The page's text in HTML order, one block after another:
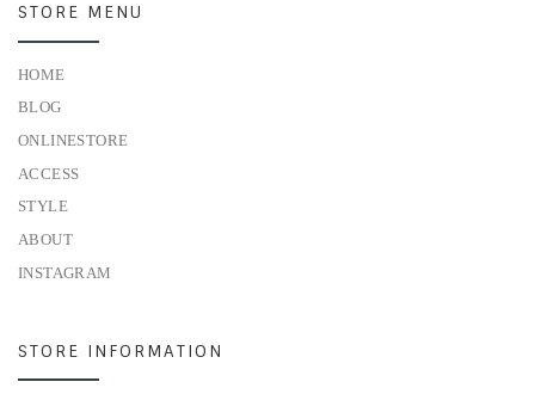
STORE MENU
HOME
BLOG
ONLINESTORE
ACCESS
STYLE
ABOUT
INSTAGRAM
STORE INFORMATION